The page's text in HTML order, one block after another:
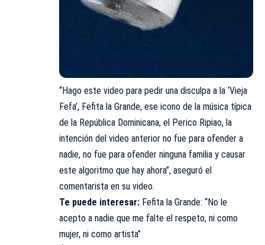
“Hago este video para pedir una disculpa a la ‘Vieja
Fefa’, Fefita la Grande, ese icono de la música típica
de la República Dominicana, el Perico Ripiao, la
intención del video anterior no fue para ofender a
nadie, no fue para ofender ninguna familia y causar
este algoritmo que hay ahora”, aseguró el
comentarista en su video.
Te puede interesar: Fefita la Grande: “No le
acepto a nadie que me falte el respeto, ni como
mujer, ni como artista”